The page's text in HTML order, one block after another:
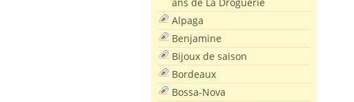
Alpaga
Benjamine
Bijoux de saison
Bordeaux
Bossa-Nova